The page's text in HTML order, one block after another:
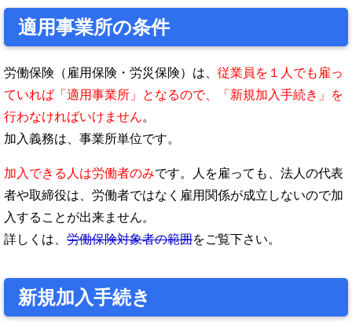
適用事業所の条件
労働保険（雇用保険・労災保険）は、 従業員を１人でも雇っ
ていれば「適用事業所」となるので、「新規加入手続き」を
行わなければいけません。
加入義務は、事業所単位です。
加入できる人は労働者のみです。人を雇っても、法人の代表
者や取締役は、労働者ではなく雇用関係が成立しないので加
入することが出来ません。
詳しくは、 労働保険対象者の範囲をご覧下さい。
新規加入手続き